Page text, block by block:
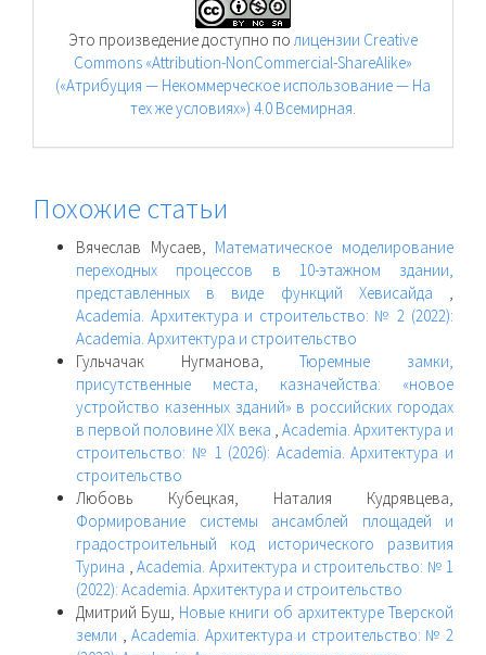
Это произведение доступно полицензии Creative
Commons «Attribution-NonCommercial-ShareAlike»
(«Атрибуция — Некоммерческое использование — На
тех же условиях») 4.0 Всемирная.
Похожие статьи
Вячеслав Мусаев, Математическое моделирование
переходных процессов в 10-этажном здании,
представленных в виде функций Хевисайда ,
Academia. Архитектура и строительство: № 2 (2022):
Academia. Архитектура и строительство
Гульчачак Нугманова,Тюремные замки,
присутственные места, казначейства: «новое
устройство казенных зданий» в российских городах
в первой половине XIX века , Academia. Архитектура и
строительство: № 1 (2026): Academia. Архитектура и
строительство
Любовь Кубецкая, Наталия Кудрявцева,
Формирование системы ансамблей площадей и
градостроительный код исторического развития
Турина ,Academia. Архитектура и строительство: № 1
(2022): Academia. Архитектура и строительство
Дмитрий Буш, Новые книги об архитектуре Тверской
земли , Academia. Архитектура и строительство: № 2